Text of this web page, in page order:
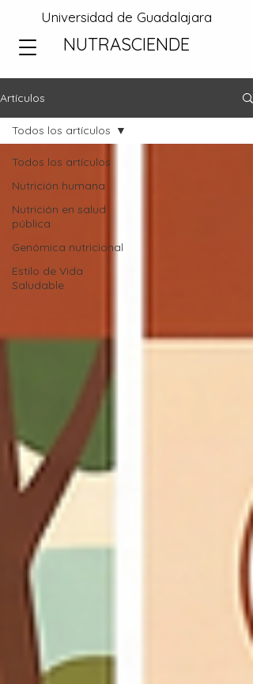
Universidad de Guadalajara
NUTRASCIENDE
Artículos
Todos los artículos
Nutrición humana
Nutrición en salud
pública
Genómica nutricional
Estilo de Vida
Saludable
Todos los artículos